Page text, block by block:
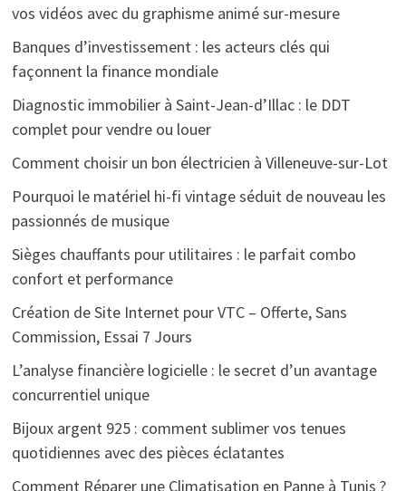
vos vidéos avec du graphisme animé sur-mesure
Banques d’investissement : les acteurs clés qui
façonnent la finance mondiale
Diagnostic immobilier à Saint-Jean-d’Illac : le DDT
complet pour vendre ou louer
Comment choisir un bon électricien à Villeneuve-sur-Lot
Pourquoi le matériel hi-fi vintage séduit de nouveau les
passionnés de musique
Sièges chauffants pour utilitaires : le parfait combo
confort et performance
Création de Site Internet pour VTC – Offerte, Sans
Commission, Essai 7 Jours
L’analyse financière logicielle : le secret d’un avantage
concurrentiel unique
Bijoux argent 925 : comment sublimer vos tenues
quotidiennes avec des pièces éclatantes
Comment Réparer une Climatisation en Panne à Tunis ?